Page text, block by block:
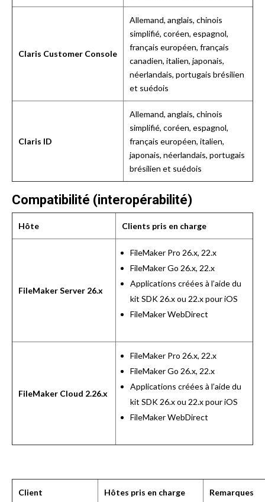
Claris Customer Console
Allemand, anglais, chinois
simplifié, coréen, espagnol,
français européen, français
canadien, italien, japonais,
néerlandais, portugais brésilien
et suédois
Claris ID
Allemand, anglais, chinois
simplifié, coréen, espagnol,
français européen, italien,
japonais, néerlandais, portugais
brésilien et suédois
Compatibilité (interopérabilité)
Hôte Clients pris en charge
FileMaker Server 26.x
FileMaker Pro 26.x, 22.x
FileMaker Go 26.x, 22.x
Applications créées à l’aide du
kit SDK 26.x ou 22.x pour iOS
FileMaker WebDirect
FileMaker Cloud 2.26.x
FileMaker Pro 26.x, 22.x
FileMaker Go 26.x, 22.x
Applications créées à l’aide du
kit SDK 26.x ou 22.x pour iOS
FileMaker WebDirect
Client Hôtes pris en charge Remarques